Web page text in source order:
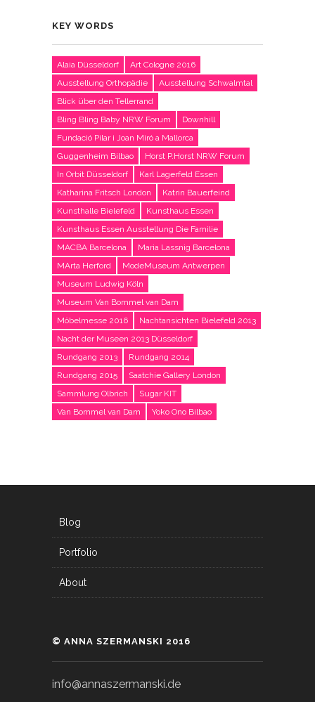
KEY WORDS
Alaia Düsseldorf
Art Cologne 2016
Ausstellung Orthopädie
Ausstellung Schwalmtal
Blick über den Tellerrand
Bling Bling Baby NRW Forum
Downhill
Fundació Pilar i Joan Miró a Mallorca
Guggenheim Bilbao
Horst P.Horst NRW Forum
In Orbit Düsseldorf
Karl Lagerfeld Essen
Katharina Fritsch London
Katrin Bauerfeind
Kunsthalle Bielefeld
Kunsthaus Essen
Kunsthaus Essen Ausstellung Die Familie
MACBA Barcelona
Maria Lassnig Barcelona
MArta Herford
ModeMuseum Antwerpen
Museum Ludwig Köln
Museum Van Bommel van Dam
Möbelmesse 2016
Nachtansichten Bielefeld 2013
Nacht der Museen 2013 Düsseldorf
Rundgang 2013
Rundgang 2014
Rundgang 2015
Saatchie Gallery London
Sammlung Olbrich
Sugar KIT
Van Bommel van Dam
Yoko Ono Bilbao
Blog
Portfolio
About
© ANNA SZERMANSKI 2016
info@annaszermanski.de